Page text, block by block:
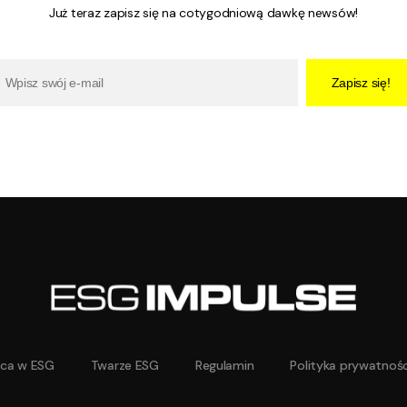
Już teraz zapisz się na cotygodniową dawkę newsów!
Zapisz się!
w ESG Twarze ESG Regulamin Polityka